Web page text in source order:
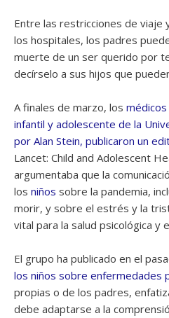
Entre las restricciones de viaje
los hospitales, los padres
muerte de un ser querido por
decírselo a sus hijos que
A finales de marzo, los
infantil y adolescente de la
por Alan Stein, publicaron un
Lancet: Child and Adolescent
argumentaba que la
los niños sobre la pandemia,
morir, y sobre el estrés y la
vital para la salud psicológica y
El grupo ha publicado en el
los niños sobre enfermedades
propias o de los padres,
debe adaptarse a la